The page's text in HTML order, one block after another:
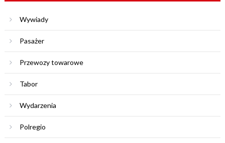
Wywiady
Pasażer
Przewozy towarowe
Tabor
Wydarzenia
Polregio